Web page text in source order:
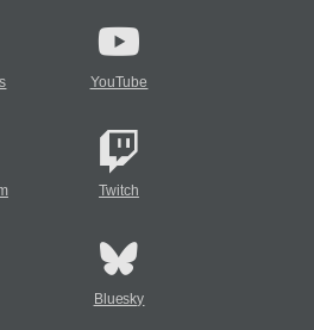
YouTube
Twitch
Bluesky